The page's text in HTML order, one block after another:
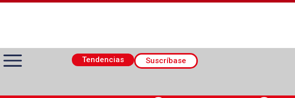
Tendencias Suscríbase